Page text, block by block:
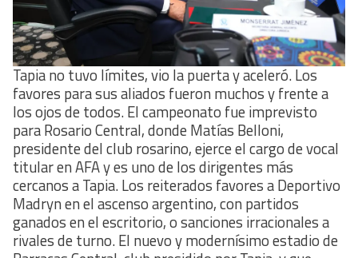
Tapia no tuvo límites, vio la puerta y aceleró. Los
favores para sus aliados fueron muchos y frente a
los ojos de todos. El campeonato fue imprevisto
para Rosario Central, donde Matías Belloni,
presidente del club rosarino, ejerce el cargo de vocal
titular en AFA y es uno de los dirigentes más
cercanos a Tapia. Los reiterados favores a Deportivo
Madryn en el ascenso argentino, con partidos
ganados en el escritorio, o sanciones irracionales a
rivales de turno. El nuevo y modernísimo estadio de